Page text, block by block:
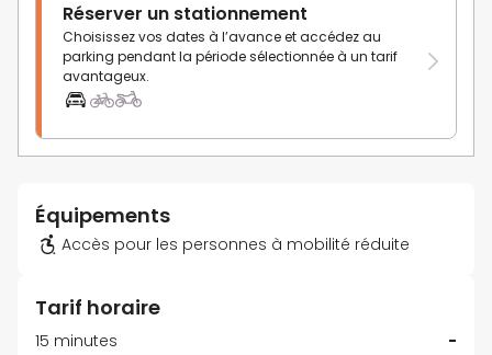
Réserver un stationnement
Choisissez vos dates à l’avance et accédez au
parking pendant la période sélectionnée à un tarif
avantageux.
Équipements
Accès pour les personnes à mobilité réduite
Tarif horaire
15 minutes
-